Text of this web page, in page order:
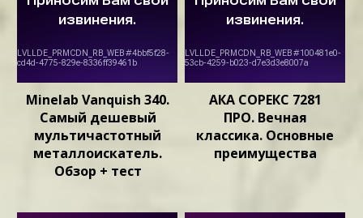
Minelab Vanquish 340.
Самый дешевый
мультичастотный
металлоискатель.
Обзор + тест
АКА СОРЕКС 7281
ПРО. Вечная
классика. Основные
преимущества